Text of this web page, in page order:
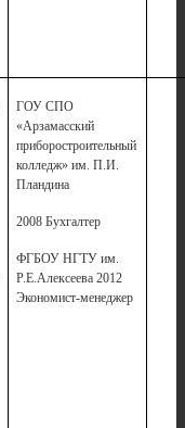
ГОУ СПО
«Арзамасский
приборостроительный
колледж» им. П.И.
Пландина
2008 Бухгалтер
ФГБОУ НГТУ им.
Р.Е.Алексеева 2012
Экономист-менеджер